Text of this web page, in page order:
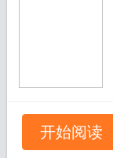
开始阅读